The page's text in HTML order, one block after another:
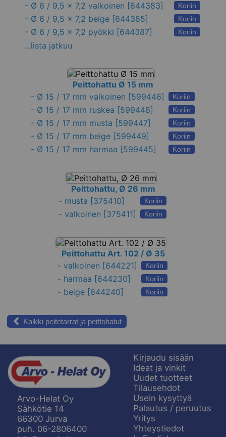
- Ø 6 / 9,5 x 7,2 valkoinen [644383] Koriin
- Ø 6 / 9,5 x 7,2 beige [644385] Koriin
- Ø 6 / 9,5 x 7,2 pyökki [644387] Koriin
...lista jatkuu
Peittohattu Ø 15 mm
- Ø 15 / 17 mm valkoinen [599446] Koriin
- Ø 15 / 17 mm ruskea [599448] Koriin
- Ø 15 / 17 mm musta [599447] Koriin
- Ø 15 / 17 mm beige [599449] Koriin
- Ø 15 / 17 mm harmaa [599445] Koriin
Peittohattu, Ø 26 mm
- musta [375410] Koriin
-valkoinen [375411] Koriin
Peittohattu Art. 102 / Ø 35
-valkoinen [644221] Koriin
- harmaa [644230] Koriin
- beige [644240] Koriin
Kaikki peitetarrat ja peittohatut
Arvo-Helat Oy
Sähkötie 14
66300 Jurva
puh. 06-2806400
Kirjaudu sisään
Ideat ja vinkit
Uudet tuotteet
Tilausehdot
Usein kysyttyä
Palautus / peruutus
Yritys
Yhteystiedot